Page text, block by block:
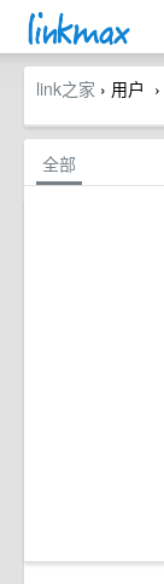
link之家 › 用户 ›
全部